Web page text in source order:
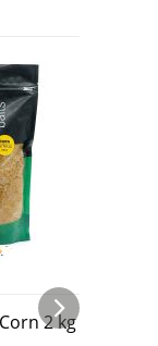
2 kg